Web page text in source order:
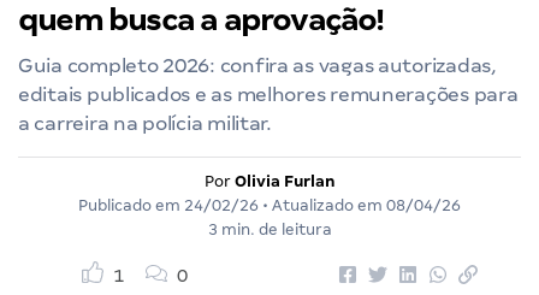
quem busca a aprovação!
Guia completo 2026: confira as vagas autorizadas,
editais publicados e as melhores remunerações para
a carreira na polícia militar.
Por Olivia Furlan
Publicado em 24/02/26 • Atualizado em 08/04/26
3 min. de leitura
1 0